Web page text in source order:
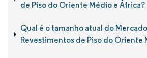
de Piso do Oriente Médio e África?
Qual é o tamanho atual do
Revestimentos de Piso do Oriente